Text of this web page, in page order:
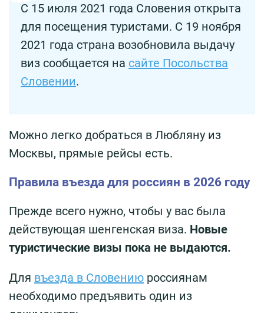
С 15 июля 2021 года Словения открыта
для посещения туристами. С 19 ноября
2021 года страна возобновила выдачу
виз сообщается на сайте Посольства
Словении.
Можно легко добраться в Любляну из
Москвы, прямые рейсы есть.
Правила въезда для россиян в 2026 году
Прежде всего нужно, чтобы у вас была
действующая шенгенская виза. Новые
туристические визы пока не выдаются.
Для въезда в Словению россиянам
необходимо предъявить один из